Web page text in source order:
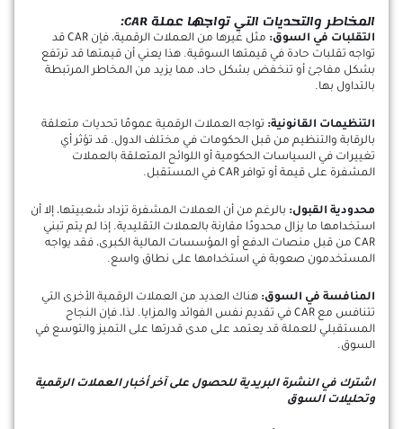
المخاطر والتحديات التي تواجها عملة CAR:
التقلبات في السوق:
مثل غيرها من العملات الرقمية، فإن CAR قد
تواجه تقلبات حادة في قيمتها السوقية. هذا يعني أن قيمتها قد ترتفع
بشكل مفاجئ أو تنخفض بشكل حاد، مما يزيد من المخاطر المرتبطة
بالتداول بها.
التنظيمات القانونية: تواجه العملات الرقمية عمومًا تحديات متعلقة
بالرقابة والتنظيم من قبل الحكومات في مختلف الدول. قد تؤثر أي
تغييرات في السياسات الحكومية أو اللوائح المتعلقة بالعملات
المشفرة على قيمة أو توافر CAR في المستقبل.
محدودية القبول: بالرغم من أن العملات المشفرة تزداد شعبيتها، إلا أن
استخدامها ما يزال محدودًا مقارنة بالعملات التقليدية. إذا لم يتم تبني
CAR من قبل منصات الدفع أو المؤسسات المالية الكبرى، فقد يواجه
المستخدمون صعوبة في استخدامها على نطاق واسع.
المنافسة في السوق: هناك العديد من العملات الرقمية الأخرى التي
تتنافس مع CAR في تقديم نفس الفوائد والمزايا. لذا، فإن النجاح
المستقبلي للعملة قد يعتمد على مدى قدرتها على التميز والتوسع في
السوق.
اشترك في النشرة البريدية للحصول على آخر أخبار العملات الرقمية
وتحليلات السوق